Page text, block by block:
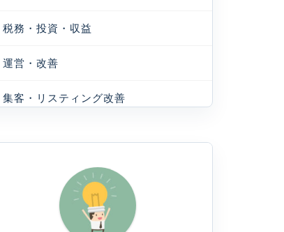
税務・投資・収益
運営・改善
集客・リスティング改善